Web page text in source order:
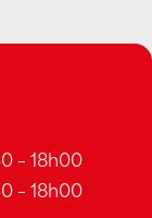
– 18h00
– 18h00